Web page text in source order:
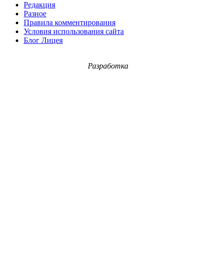
Редакция
Разное
Правила комментирования
Условия использования сайта
Блог Лицея
Разработка